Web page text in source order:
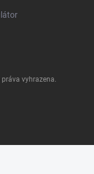
práva vyhrazena.